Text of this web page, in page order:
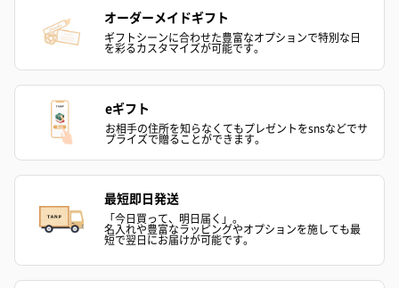
オーダーメイドギフト
ギフトシーンに合わせた豊富なオプションで特別な日
を彩るカスタマイズが可能です。
eギフト
お相手の住所を知らなくてもプレゼントをsnsなどでサ
プライズで贈ることができます。
最短即日発送
「今日買って、明日届く」。
名入れや豊富なラッピングやオプションを施しても最
短で翌日にお届けが可能です。